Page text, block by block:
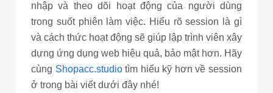
nhập và theo dõi hoạt động của người dùng
trong suốt phiên làm việc. Hiểu rõ session là gì
và cách thức hoạt động sẽ giúp lập trình viên xây
dựng ứng dụng web hiệu quả, bảo mật hơn. Hãy
cùng Shopacc.studiotìm hiểu kỹ hơn về session
ở trong bài viết dưới đây nhé!